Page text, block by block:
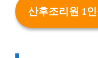
산후조리원 1